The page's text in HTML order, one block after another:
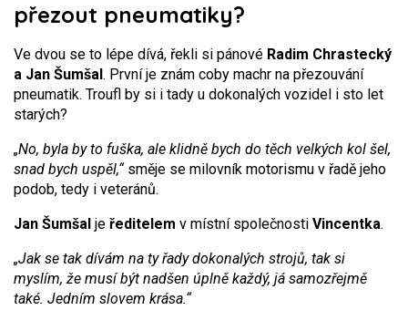
přezout pneumatiky?
Ve dvou se to lépe dívá, řekli si pánové Radim Chrastecký
a Jan Šumšal. První je znám coby machr na přezouvání
pneumatik. Troufl by si i tady u dokonalých vozidel i sto let
starých?
„No, byla by to fuška, ale klidně bych do těch velkých kol šel,
snad bych uspěl,“směje se milovník motorismu v řadě jeho
podob, tedy i veteránů.
Jan Šumšal je ředitelem v místní společnosti Vincentka.
„Jak se tak dívám na ty řady dokonalých strojů, tak si
myslím, že musí být nadšen úplně každý, já samozřejmě
také. Jedním slovem krása.“